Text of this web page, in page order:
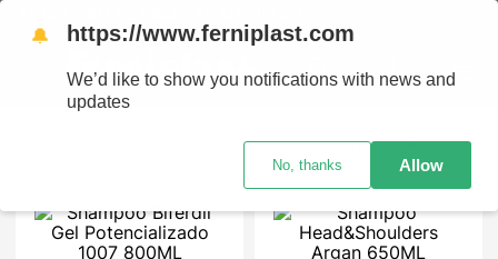
Ordenar por
🔔 https://www.ferniplast.com
We’d like to show you notifications with news and
updates
No, thanks Allow